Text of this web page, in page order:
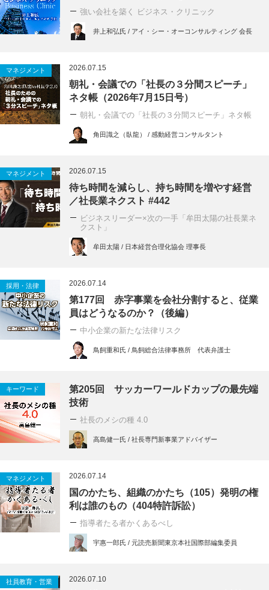
強い会社を築く ビジネス・クリニック
井上和弘氏 / アイ・シー・オーコンサルティング 会長
マネジメント 2026.07.15
朝礼・会議での「社長の３分間スピーチ」
ネタ帳（2026年7月15日号）
朝礼・会議での「社長の３分間スピーチ」ネタ帳
角田識之（臥龍） / 感動経営コンサルタント
マネジメント 2026.07.15
待ち時間を減らし、持ち時間を増やす経営
／社長業ネクスト #442
ビジネスリーダー×次の一手「牟田太陽の社長業ネ
クスト」
牟田太陽 / 日本経営合理化協会 理事長
採用・法律 2026.07.14
第177回 赤字事業を会社分割すると、従業
員はどうなるのか？（後編）
中小企業の新たな法律リスク
鳥飼重和氏 / 鳥飼総合法律事務所 代表弁護士
キーワード
第205回 サッカーワールドカップの最先端
技術
社長のメシの種 4.0
高島健一氏 / 社長専門新事業アドバイザー
マネジメント 2026.07.14
国のかたち、組織のかたち（105）発明の権
利は誰のもの（404特許訴訟）
指導者たる者かくあるべし
宇惠一郎氏 / 元読売新聞東京本社国際部編集委員
社員教育・営業 2026.07.10